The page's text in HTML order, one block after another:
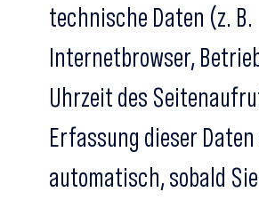
technische Daten (z. B.
Internetbrowser,
Uhrzeit des
Erfassung dieser
automatisch, sobald